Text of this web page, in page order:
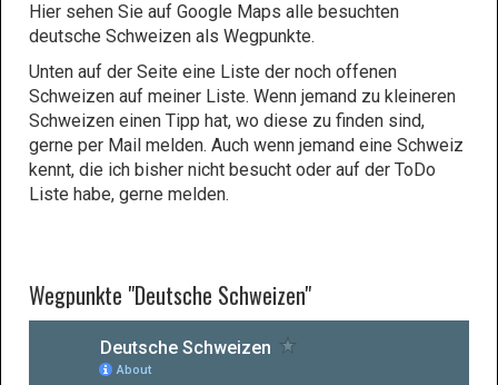
Hier sehen Sie auf Google Maps alle besuchten
deutsche Schweizen als Wegpunkte.
Unten auf der Seite eine Liste der noch offenen
Schweizen auf meiner Liste. Wenn jemand zu kleineren
Schweizen einen Tipp hat, wo diese zu finden sind,
gerne per Mail melden. Auch wenn jemand eine Schweiz
kennt, die ich bisher nicht besucht oder auf der ToDo
Liste habe, gerne melden.
Wegpunkte "Deutsche Schweizen"